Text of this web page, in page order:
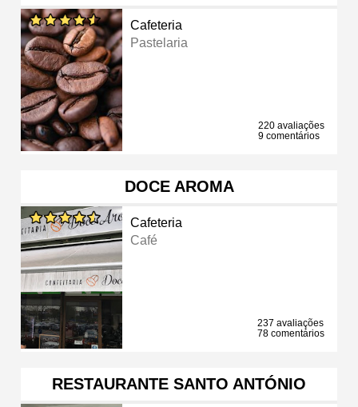
Cafeteria
Pastelaria
220 avaliações
9 comentários
DOCE AROMA
Cafeteria
Café
237 avaliações
78 comentários
RESTAURANTE SANTO ANTÓNIO